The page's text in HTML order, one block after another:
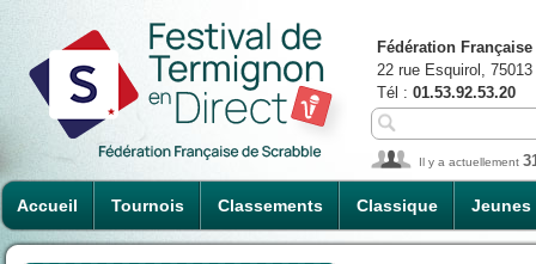
Accueil Tournois Classements Classique Jeunes
Fédération
22 rue Esquirol,
Tél : 01.53.92.53.20
Il y a actuellement